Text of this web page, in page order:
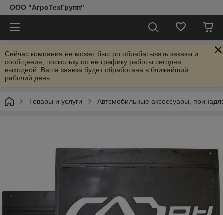
ООО "АгроТехГрупп"
Сейчас компания не может быстро обрабатывать заказы и
сообщения, поскольку по ее графику работы сегодня
выходной. Ваша заявка будет обработана в ближайший
рабочий день.
Товары и услуги Автомобильные аксессуары,